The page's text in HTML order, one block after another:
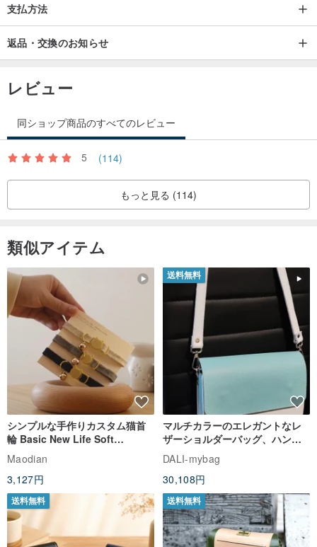
か、温度が足りない可能性がありますので、もう一度アイロンをか
支払方法
返品・交換のお知らせ
レビュー
同ショップ商品のすべてのレビュー
5 (114)
もっと見る (114)
類似アイテム
シンプルな手作りカスタム猫首
輪 Basic New Life Soft
Organic Cat Collar | Simple
Soft Cat Collar
Maodian
3,127円
送料無料
マルチカラーのエレガントなレ
ザーショルダーバッグ、ハンド
メイド
DALI-mybag
30,108円
送料無料 送料無料